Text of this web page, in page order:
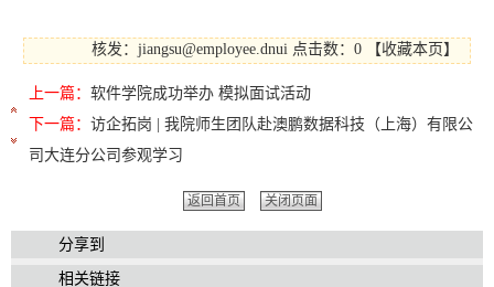
核发：jiangsu@employee.dnui 点击数：0 【收藏本页 】
上一篇： 软件学院成功举办 模拟面试活动
下一篇： 访企拓岗 | 我院师生团队赴澳鹏数据科技（上海）有限公
司大连分公司参观学习
返回首页 关闭页面
分享到
相关链接